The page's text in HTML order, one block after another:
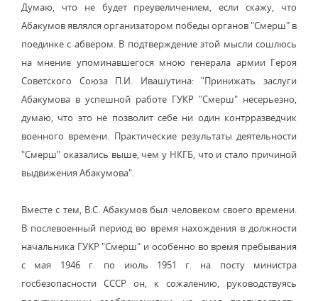
Думаю, что не будет преувеличением, если скажу, что
Абакумов являлся организатором победы органов "Смерш" в
поединке с абвером. В подтверждение этой мысли сошлюсь
на мнение упоминавшегося мною генерала армии Героя
Советского Союза П.И. Ивашутина: "Принижать заслуги
Абакумова в успешной работе ГУКР "Смерш" несерьезно,
думаю, что это не позволит себе ни один контрразведчик
военного времени. Практические результаты деятельности
"Смерш" оказались выше, чем у НКГБ, что и стало причиной
выдвижения Абакумова".
Вместе с тем, B.C. Абакумов был человеком своего времени.
В послевоенный период во время нахождения в должности
начальника ГУКР "Смерш" и особенно во время пребывания
с мая 1946 г. по июль 1951 г. на посту министра
госбезопасности СССР он, к сожалению, руководствуясь